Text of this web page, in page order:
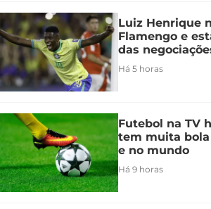
Luiz Henrique
Flamengo e
das
Há 5 horas
Futebol na TV
tem muita
e no mundo
Há 9 horas